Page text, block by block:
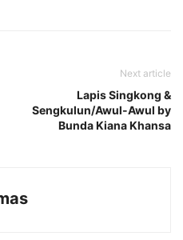
Next article
Lapis Singkong &
Sengkulun/Awul-Awul by
Bunda Kiana Khansa